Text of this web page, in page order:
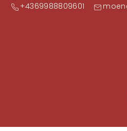
+4369988809601